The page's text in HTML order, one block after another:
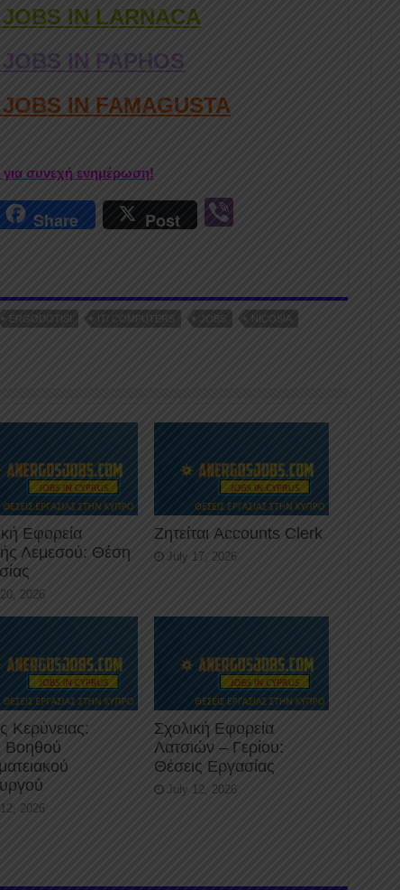
IN LARNACA
IN PAPHOS
IN FAMAGUSTA
για συνεχή ενημέρωση!
Share Post
ERGODOTISI IT/ COMPUTERS JOBS
NICOSIA
Εφορεία
Λεμεσού: Θέση
2026
Ζητείται Accounts Clerk
July 17, 2026
Κερύνειας:
Βοηθού
2026
Σχολική Εφορεία
Λατσιών – Γερίου:
Θέσεις Εργασίας
July 12, 2026